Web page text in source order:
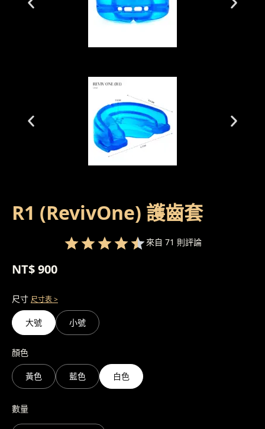
R1 (RevivOne) 護齒套
來自 71 則評論
NT$ 900
尺寸 尺寸表 >
大號 小號
顏色
黃色 藍色 白色
數量